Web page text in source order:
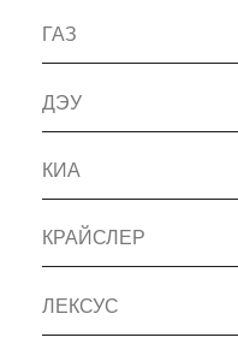
ГАЗ
ДЭУ
КИА
КРАЙСЛЕР
ЛЕКСУС